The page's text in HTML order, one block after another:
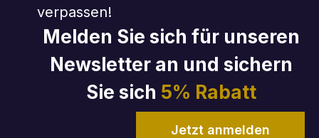
verpassen!
Melden Sie sich für unseren
Newsletter an und sichern
Sie sich 5% Rabatt
Jetzt anmelden